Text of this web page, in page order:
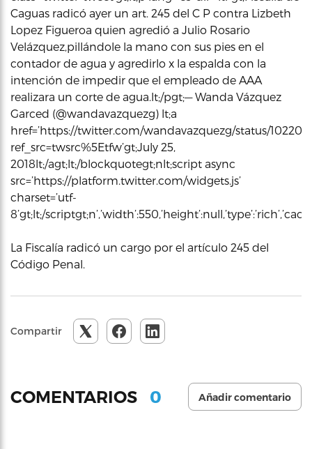
Caguas radicó ayer un art. 245 del C P contra Lizbeth
Lopez Figueroa quien agredió a Julio Rosario
Velázquez,pillándole la mano con sus pies en el
contador de agua y agredirlo x la espalda con la
intención de impedir que el empleado de AAA
realizara un corte de agua.lt;/pgt;— Wanda Vázquez
Garced (@wandavazquezg) lt;a
href=’https://twitter.com/wandavazquezg/status/
ref_src=twsrc%5Etfw’gt;July 25,
2018lt;/agt;lt;/blockquotegt;nlt;script async
src=’https://platform.twitter.com/widgets.js’
charset=’utf-
8’gt;lt;/
La Fiscalía radicó un cargo por el artículo 245 del
Código Penal.
Compartir
COMENTARIOS 0 Añadir comentario